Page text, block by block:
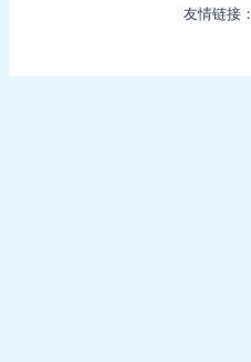
友情链接：